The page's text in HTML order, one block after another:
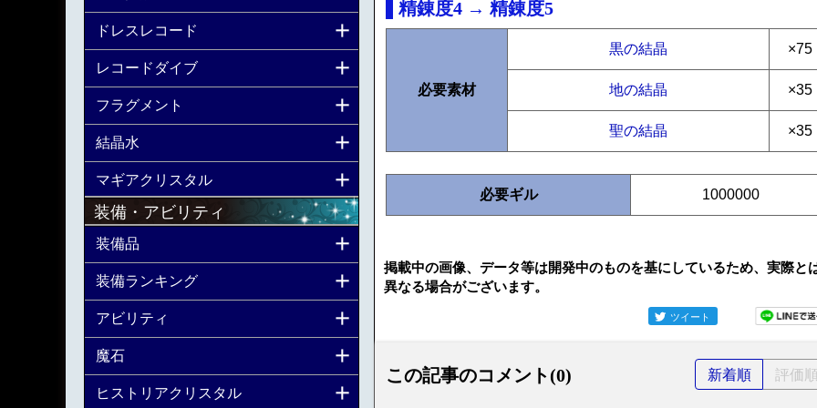
精錬度4 → 精錬度5
必要素材
黒の結晶 ×75
地の結晶 ×35
聖の結晶 ×35
必要ギル 1000000
掲載中の画像、データ等は開発中のものを基にしているため、実際と
異なる場合がございます。
ツイート
この記事のコメント(0) 新着順 評価
ドレスレコード
レコードダイブ
フラグメント
結晶水
マギアクリスタル
装備・アビリティ
装備品
装備ランキング
アビリティ
魔石
ヒストリアクリスタル